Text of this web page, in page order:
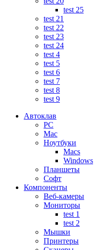
test 25
test 21
test 22
test 23
test 24
test 4
test 5
test 6
test 7
test 8
test 9
Автоклав
PC
Mac
Ноутбуки
Macs
Windows
Планшеты
Софт
Компоненты
Веб-камеры
Мониторы
test 1
test 2
Мышки
Принтеры